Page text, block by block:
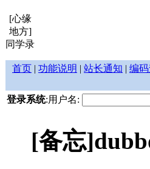
[心缘
地方]
同学录
首页 | 功能说明 | 站长通知 | 编
登录系统:用户名:
[备忘